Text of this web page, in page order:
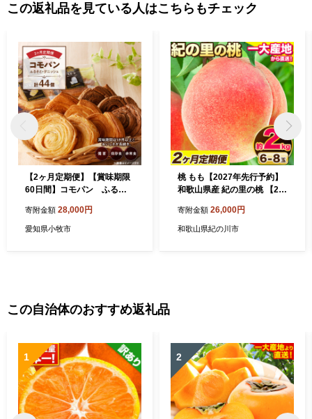
この返礼品を見ている人はこちらもチェック
【2ヶ月定期便】【賞味期限
60日間】コモパン ふるさ
期便（計44個）／災害用備
蓄 保存食 非常食 防災グッズ
寄附金額 28,000円
愛知県小牧市
桃 もも【2027年先行予約】
和歌山県産 紀の里の桃 【2ヶ
り) 2回 お届け《2027年6月
中旬-8月中旬頃出荷》 桃 20
寄附金額 26,000円
和歌山県紀の川市
この自治体のおすすめ返礼品
1 2